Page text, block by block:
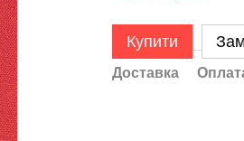
Купити
Доставка